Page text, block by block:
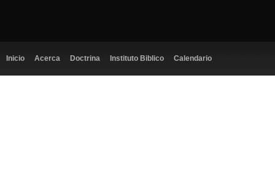
Inicio Acerca Doctrina Instituto Biblico Calendario